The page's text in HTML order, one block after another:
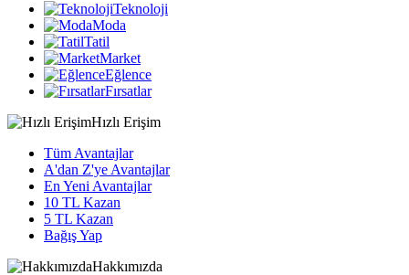
Teknoloji
Moda
Tatil
Market
Eğlence
Fırsatlar
Hızlı Erişim
Tüm Avantajlar
A'dan Z'ye Avantajlar
En Yeni Avantajlar
10 TL Kazan
5 TL Kazan
Bağış Yap
Hakkımızda